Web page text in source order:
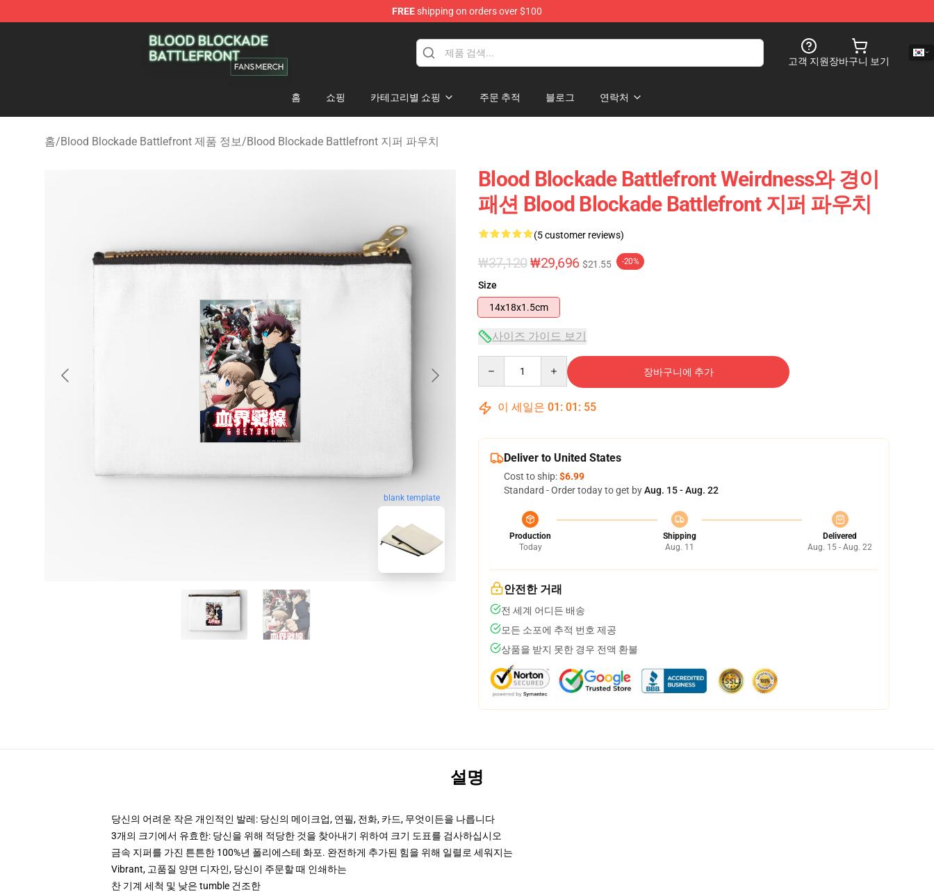
FREEshipping on orders over $100
Blood Blockade Battlefront Shop - Official Blood Blockade Battlefront Merchandise Store
고객 지원장바구니 보기
홈 쇼핑 카테고리별 쇼핑 주문 추적 블로그 연락처
홈/Blood Blockade Battlefront 제품 정보/Blood Blockade Battlefront 지퍼 파우치
blank template
Blood Blockade Battlefront Weirdness와 경이
패션 Blood Blockade Battlefront 지퍼 파우치
(5 customer reviews)
₩37,120₩29,696 $21.55 -20%
Size
14x18x1.5cm
사이즈 가이드 보기
장바구니에 추가
이 세일은 01 : 01 : 54
Deliver to United States
Cost to ship:$6.99
Standard - Order today to get byAug. 15 - Aug. 22
Production
Today
Shipping
Aug. 11
Delivered
Aug. 15 - Aug. 22
안전한 거래
전 세계 어디든 배송
모든 소포에 추적 번호 제공
상품을 받지 못한 경우 전액 환불
설명
당신의 어려운 작은 개인적인 발레: 당신의 메이크업, 연필, 전화, 카드, 무엇이든을 나릅니다
3개의 크기에서 유효한: 당신을 위해 적당한 것을 찾아내기 위하여 크기 도표를 검사하십시오
금속 지퍼를 가진 튼튼한 100%년 폴리에스테 화포. 완전하게 추가된 힘을 위해 일렬로 세워지는
Vibrant, 고품질 양면 디자인, 당신이 주문할 때 인쇄하는
찬 기계 세척 및 낮은 tumble 건조한